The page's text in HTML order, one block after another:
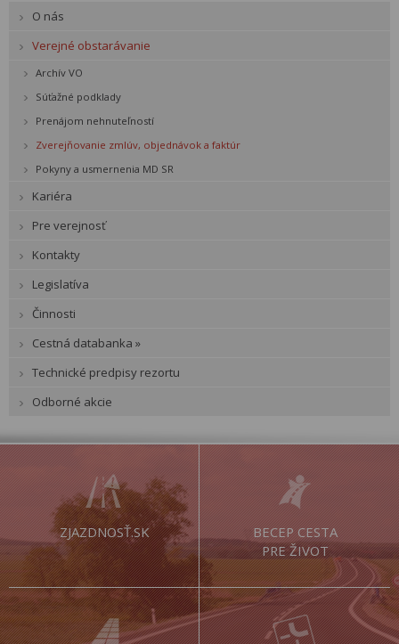
O nás
Verejné obstarávanie
Archív VO
Súťažné podklady
Prenájom nehnuteľností
Zverejňovanie zmlúv, objednávok a faktúr
Pokyny a usmernenia MD SR
Kariéra
Pre verejnosť
Kontakty
Legislatíva
Činnosti
Cestná databanka »
Technické predpisy rezortu
Odborné akcie
ZJAZDNOSŤ.SK
BECEP CESTA
PRE ŽIVOT